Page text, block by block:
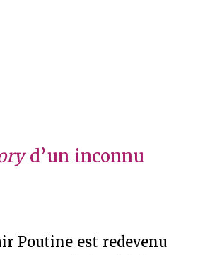
d’un inconnu
Poutine est redevenu